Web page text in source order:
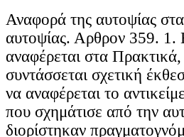
Αναφορά της αυτοψίας
αυτοψίας. Αρθρον 359. 1.
αναφέρεται στα
συντάσσεται σχετική
να αναφέρεται το
που σχημάτισε από την
διορίστηκαν